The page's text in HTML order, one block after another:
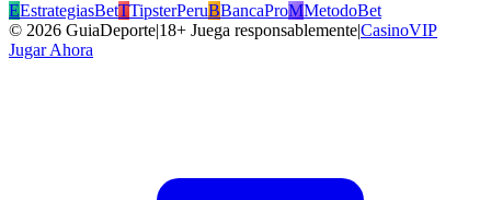
EEstrategiasBetTTipsterPeruBBancaProMMetodoBet
© 2026 GuiaDeporte|18+ Juega responsablemente|CasinoVIP
Jugar Ahora